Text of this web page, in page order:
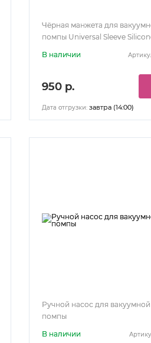
Чёрная манжета для
помпы Universal Sleeve
В наличии
950 р.
Дата отгрузки: завтра (14:00)
Ручной насос для вакуумной
помпы
В наличии